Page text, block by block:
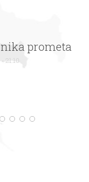
prometa
21:10